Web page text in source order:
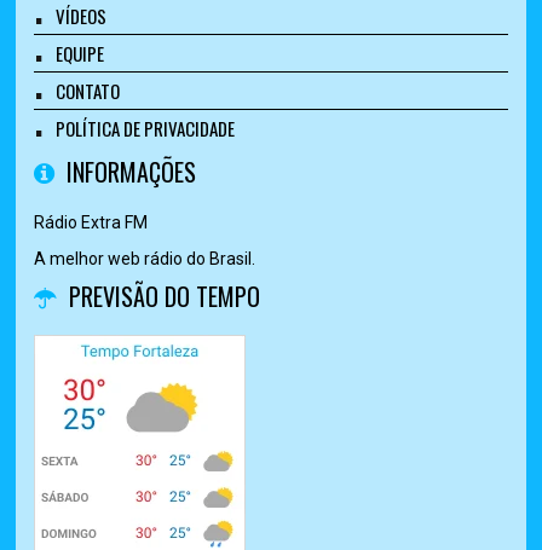
VÍDEOS
EQUIPE
CONTATO
POLÍTICA DE PRIVACIDADE
INFORMAÇÕES
Rádio Extra FM
A melhor web rádio do Brasil.
PREVISÃO DO TEMPO